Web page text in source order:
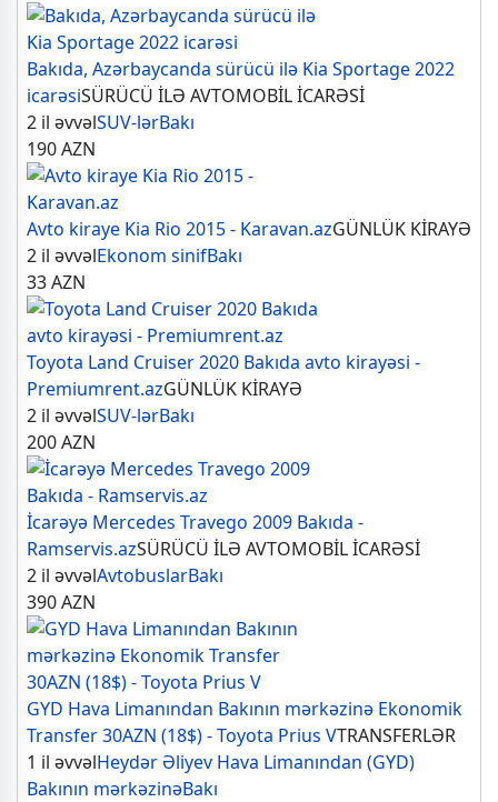
Bakıda, Azərbaycanda sürücü ilə Kia Sportage 2022
icarəsiSÜRÜCÜ İLƏ AVTOMOBİL İCARƏSİ
2 il əvvəlSUV-lərBakı
190AZN
Avto kiraye Kia Rio 2015 - Karavan.azGÜNLÜK KİRAYƏ
2 il əvvəlEkonom sinifBakı
33AZN
Toyota Land Cruiser 2020 Bakıda avto kirayəsi -
Premiumrent.azGÜNLÜK KİRAYƏ
2 il əvvəlSUV-lərBakı
200AZN
İcarəyə Mercedes Travego 2009 Bakıda -
Ramservis.azSÜRÜCÜ İLƏ AVTOMOBİL İCARƏSİ
2 il əvvəlAvtobuslarBakı
390AZN
GYD Hava Limanından Bakının mərkəzinə Ekonomik
Transfer 30AZN (18$) - Toyota Prius VTRANSFERLƏR
1 il əvvəlHeydər Əliyev Hava Limanından (GYD)
Bakının mərkəzinəBakı